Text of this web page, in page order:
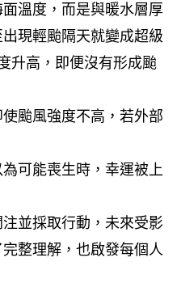
溫度，而是與暖水層厚
現輕颱隔天就變成超級
升高，即便沒有形成颱
颱風強度不高，若外部
可能喪生時，幸運被上
並採取行動，未來受影
整理解，也啟發每個人